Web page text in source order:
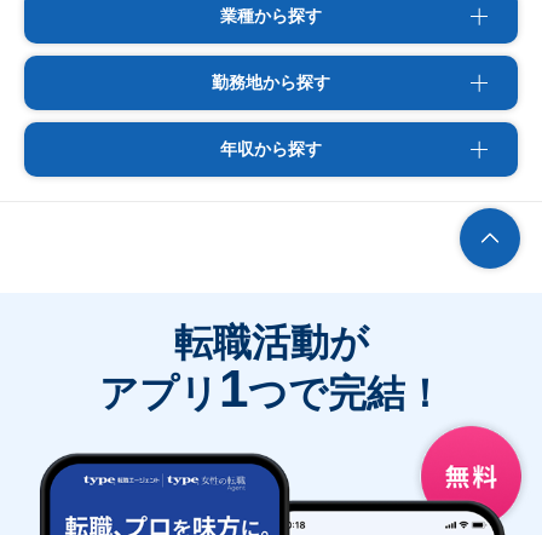
業種から探す
勤務地から探す
年収から探す
転職活動が
アプリ 1つで完結！